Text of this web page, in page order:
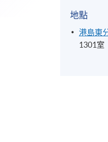
地點
港島東
1301室